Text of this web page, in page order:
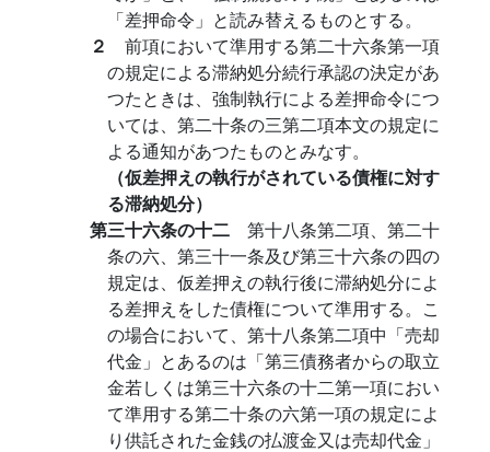
「差押命令」と読み替えるものとする。
２ 前項において準用する第二十六条第一項
の規定による滞納処分続行承認の決定があ
つたときは、強制執行による差押命令につ
いては、第二十条の三第二項本文の規定に
よる通知があつたものとみなす。
（仮差押えの執行がされている債権に対す
る滞納処分）
第三十六条の十二 第十八条第二項、第二十
条の六、第三十一条及び第三十六条の四の
規定は、仮差押えの執行後に滞納処分によ
る差押えをした債権について準用する。こ
の場合において、第十八条第二項中「売却
代金」とあるのは「第三債務者からの取立
金若しくは第三十六条の十二第一項におい
て準用する第二十条の六第一項の規定によ
り供託された金銭の払渡金又は売却代金」